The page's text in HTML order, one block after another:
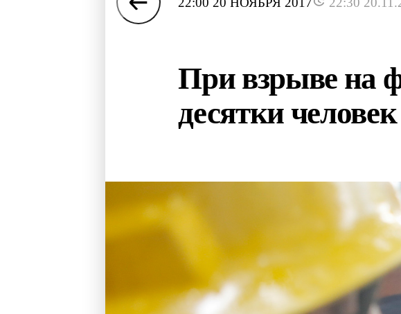
При взрыве на
десятки человек